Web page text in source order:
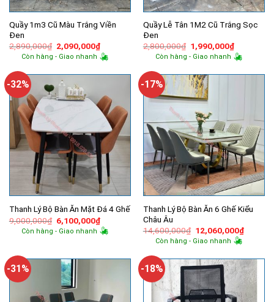
Quầy 1m3 Cũ Màu Trắng Viền
Đen
2,890,000₫ Giá
gốc
là:
2,090,000₫Giá
hiện
tại
2,090,000₫.
Còn hàng - Giao nhanh
Quầy Lễ Tân 1M2 Cũ Trắng Sọc
Đen
2,800,000₫ Giá
gốc
là:
1,990,000₫Giá
hiện
tại
Còn hàng - Giao nhanh
-32%
Thanh Lý Bộ Bàn Ăn Mặt Đá 4 Ghế
9,000,000₫ Giá
gốc
là:
6,100,000₫Giá
hiện
tại
Còn hàng - Giao nhanh
-17%
Thanh Lý Bộ Bàn Ăn 6 Ghế Kiểu
Châu Âu
14,600,000₫ Giá
gốc
là:
12,060,000₫Giá
hiện
Còn hàng - Giao nhanh
-31% -18%